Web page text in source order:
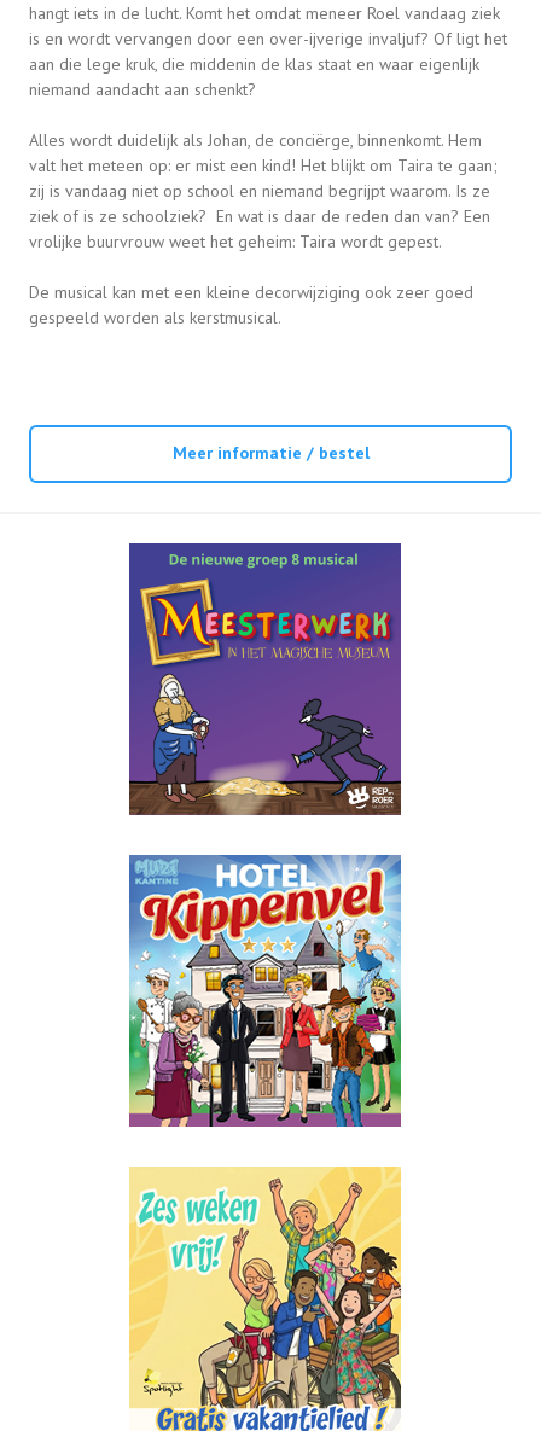
hangt iets in de lucht. Komt het omdat meneer Roel vandaag ziek
is en wordt vervangen door een over-ijverige invaljuf? Of ligt het
aan die lege kruk, die middenin de klas staat en waar eigenlijk
niemand aandacht aan schenkt?
Alles wordt duidelijk als Johan, de conciërge, binnenkomt. Hem
valt het meteen op: er mist een kind! Het blijkt om Taira te gaan;
zij is vandaag niet op school en niemand begrijpt waarom. Is ze
ziek of is ze schoolziek? En wat is daar de reden dan van? Een
vrolijke buurvrouw weet het geheim: Taira wordt gepest.
De musical kan met een kleine decorwijziging ook zeer goed
gespeeld worden als kerstmusical.
Meer informatie / bestel